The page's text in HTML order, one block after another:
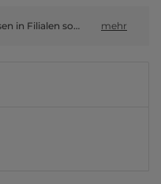
Online-Preise können von den Preisen in Filialen sowie Shop-in-Shop-Flächen abweichen. mehr